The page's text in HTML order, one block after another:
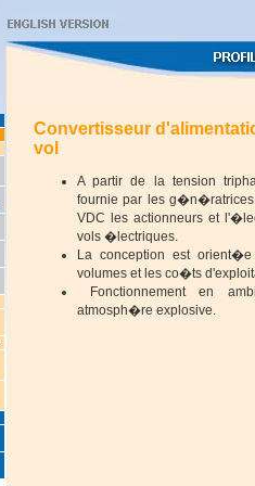
Convertisseur
vol
A partir de la tension
fournie par les
VDC les actionneurs et
vols �lectriques.
La conception est
volumes et les co�ts
Fonctionnement en
atmosph�re explosive.